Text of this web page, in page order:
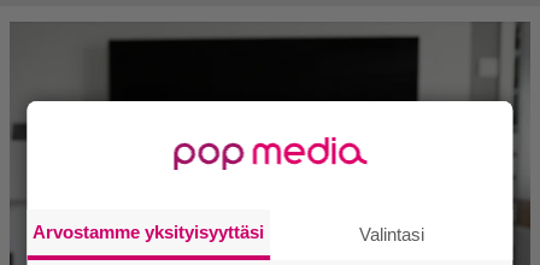
Arvostamme yksityisyyttäsi Valintasi